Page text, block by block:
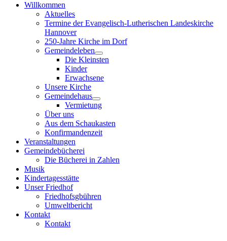
Willkommen
Aktuelles
Termine der Evangelisch-Lutherischen Landeskirche
Hannover
250-Jahre Kirche im Dorf
Gemeindeleben
Die Kleinsten
Kinder
Erwachsene
Unsere Kirche
Gemeindehaus
Vermietung
Über uns
Aus dem Schaukasten
Konfirmandenzeit
Veranstaltungen
Gemeindebücherei
Die Bücherei in Zahlen
Musik
Kindertagesstätte
Unser Friedhof
Friedhofsgbühren
Umweltbericht
Kontakt
Kontakt